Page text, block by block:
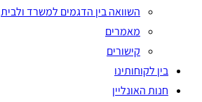
השוואה בין הדגמים למשרד ולבית
מאמרים
קישורים
בין לקוחותינו
חנות האונליין